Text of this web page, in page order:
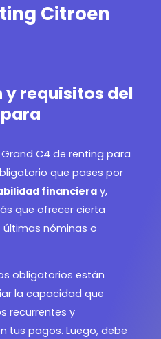
Citroen
requisitos del
C4 de renting para
que pases por
financiera y,
que ofrecer cierta
nóminas o
obligatorios están
la capacidad que
recurrentes y
tus pagos. Luego, debe